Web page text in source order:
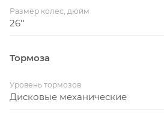
Размер колес, дюйм
26''
Тормоза
Уровень тормозов
Дисковые механические